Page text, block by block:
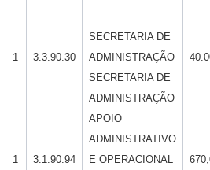
1
1
3.3.90.30
3.1.90.94
SECRETARIA DE
ADMINISTRAÇÃO
SECRETARIA DE
ADMINISTRAÇÃO
APOIO
ADMINISTRATIVO
E OPERACIONAL